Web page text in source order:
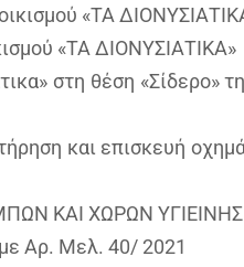
«ΤΑ
«ΤΑ ΔΙΟΝΥΣΙΑΤΙΚΑ»
στη θέση
και επισκευή
ΚΑΙ ΧΩΡΩΝ
Αρ. Μελ. 40/ 2021